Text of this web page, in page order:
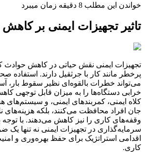
خواندن این مطلب 8 دقیقه زمان میبرد
تاثیر تجهیزات ایمنی بر
تجهیزات ایمنی نقش حیاتی در کاهش حوادث
پرخطر مانند کار با جرثقیل دارند. استفاده
می‌تواند خطرات بالقوه‌ای نظیر سقوط بار،
خرابی دستگاه‌ها را به میزان قابل توجهی
کلاه ایمنی، کمربندهای ایمنی، و سیستم‌های
جان افراد محافظت می‌کنند، بلکه هزینه‌های
وقفه‌های کاری را نیز کاهش می‌دهند. با توجه
سرمایه‌گذاری در تجهیزات ایمنی نه تنها یک
اقدامی استراتژیک برای حفظ بهره‌وری و
کاری.